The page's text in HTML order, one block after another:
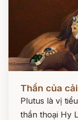
Đọc ngay
Thần của
Plutus là vị
thần thoại Hy